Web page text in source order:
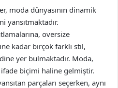
moda dünyasının dinamik
yansıtmaktadır.
oversize
kadar birçok farklı stil,
yer bulmaktadır. Moda,
biçimi haline gelmiştir.
parçaları seçerken, aynı